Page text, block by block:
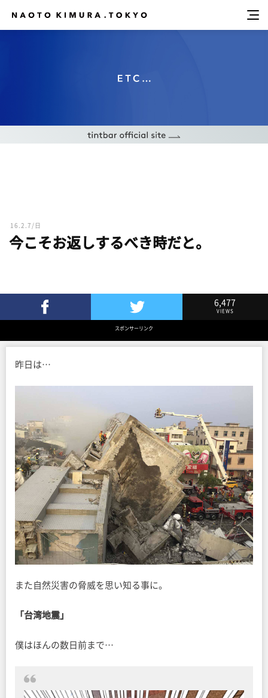
16.2.7/日
今こそお返しするべき時だと。
Twitterでツイート
6,477
VIEWS
スポンサーリンク
昨日は…
また自然災害の脅威を思い知る事に。
「台湾地震」
僕はほんの数日前まで…